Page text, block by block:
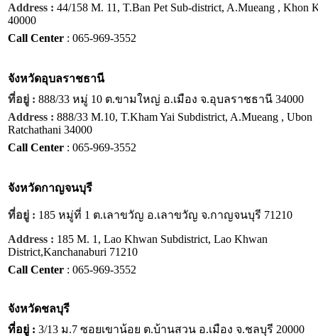
Address : 44/158 M. 11, T.Ban Pet Sub-district, A.Mueang , Khon
40000
Call Center : 065-969-3552
จังหวัดอุบลราชธานี
ที่อยู่ : 888/33 หมู่ 10 ต.ขามใหญ่ อ.เมือง จ.อุบลราชธานี 34000
Address : 888/33 M.10, T.Kham Yai Subdistrict, A.Mueang , Ubon
Ratchathani 34000
Call Center : 065-969-3552
จังหวัดกาญจนบุรี
ที่อยู่ : 185 หมู่ที่ 1 ต.เลาขวัญ อ.เลาขวัญ จ.กาญจนบุรี 71210
Address : 185 M. 1, Lao Khwan Subdistrict, Lao Khwan
District,Kanchanaburi 71210
Call Center : 065-969-3552
จังหวัดชลบุรี
ที่อยู่ : 3/13 ม.7 ซอยเขาน้อย ต.บ้านสวน อ.เมือง จ.ชลบุรี 20000